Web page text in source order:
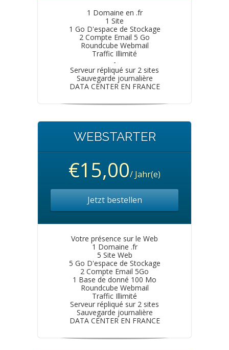
1 Domaine en .fr
1 Site
1 Go D'espace de Stockage
2 Compte Email 5 Go
Roundcube Webmail
Traffic Illimité
-
Serveur répliqué sur 2 sites
Sauvegarde journalière
DATA CENTER EN FRANCE
WEBSTARTER
€15,00/ Jahr(e)
Jetzt bestellen
Votre présence sur le Web
1 Domaine .fr
5 Site Web
5 Go D'espace de Stockage
2 Compte Email 5Go
1 Base de donné 100 Mo
Roundcube Webmail
Traffic Illimité
Serveur répliqué sur 2 sites
Sauvegarde journalière
DATA CENTER EN FRANCE